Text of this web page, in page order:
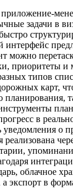
задачи в
можно
приоритеты
типов
карт,
планирования,
в
уведомления о
облачное
экспорт в